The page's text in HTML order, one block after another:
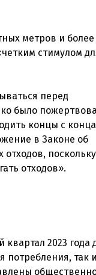
метров и
стимулом
перед
было
концы с
в Законе об
поскольку
2023 года
потребления, так